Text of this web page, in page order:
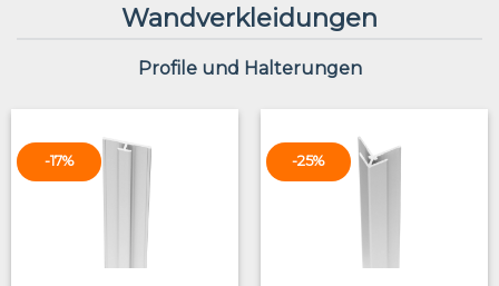
Wandverkleidungen
Profile und Halterungen
-17% -25%